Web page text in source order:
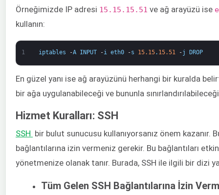
Örneğimizde IP adresi 15.15.15.51 ​ ve ağ arayüzü ise ​
kullanın:
1 iptables -A INPUT -i eth0 -s 15.15. 15.51 -j DROP
En güzel yanı ise ağ arayüzünü herhangi bir kuralda
bir ağa uygulanabileceği ve bununla
Hizmet Kuralları: SSH
SSH
bir bulut sunucusu kullanıyorsanız önem
bağlantılarına izin vermeniz gerekir. Bu bağlantıları
yönetmenize olanak tanır. Burada, SSH ile ilgili bir dizi
Tüm Gelen SSH Bağlantılarına İzin